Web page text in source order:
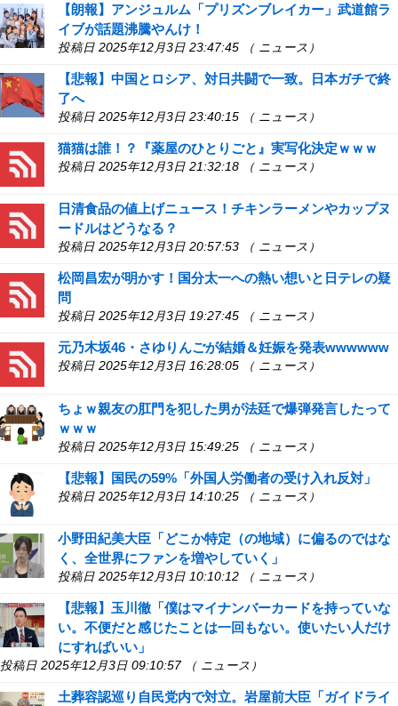
【朗報】アンジュルム「プリズンブレイカー」武道館ラ
イブが話題沸騰やんけ！
投稿日 2025年12月3日 23:47:45 （ ニュース）
【悲報】中国とロシア、対日共闘で一致。日本ガチで終
了へ
投稿日 2025年12月3日 23:40:15 （ ニュース）
猫猫は誰！？『薬屋のひとりごと』実写化決定ｗｗｗ
投稿日 2025年12月3日 21:32:18 （ ニュース）
日清食品の値上げニュース！チキンラーメンやカップヌ
ードルはどうなる？
投稿日 2025年12月3日 20:57:53 （ ニュース）
松岡昌宏が明かす！国分太一への熱い想いと日テレの疑
問
投稿日 2025年12月3日 19:27:45 （ ニュース）
元乃木坂46・さゆりんごが結婚＆妊娠を発表wwwwww
投稿日 2025年12月3日 16:28:05 （ ニュース）
ちょｗ親友の肛門を犯した男が法廷で爆弾発言したって
ｗｗｗ
投稿日 2025年12月3日 15:49:25 （ ニュース）
【悲報】国民の59%「外国人労働者の受け入れ反対」
投稿日 2025年12月3日 14:10:25 （ ニュース）
小野田紀美大臣「どこか特定（の地域）に偏るのではな
く、全世界にファンを増やしていく」
投稿日 2025年12月3日 10:10:12 （ ニュース）
【悲報】玉川徹「僕はマイナンバーカードを持っていな
い。不便だと感じたことは一回もない。使いたい人だけ
にすればいい」
投稿日 2025年12月3日 09:10:57 （ ニュース）
土葬容認巡り自民党内で対立。岩屋前大臣「ガイドライ